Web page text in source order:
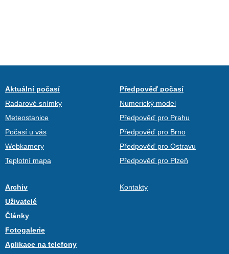
Aktuální počasí
Radarové snímky
Meteostanice
Počasí u vás
Webkamery
Teplotní mapa
Předpověď počasí
Numerický model
Předpověď pro Prahu
Předpověď pro Brno
Předpověď pro Ostravu
Předpověď pro Plzeň
Archiv
Uživatelé
Články
Fotogalerie
Aplikace na telefony
Kontakty